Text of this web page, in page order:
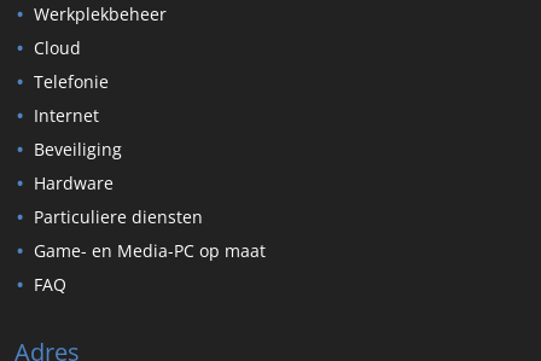
Werkplekbeheer
Cloud
Telefonie
Internet
Beveiliging
Hardware
Particuliere diensten
Game- en Media-PC op maat
FAQ
Adres